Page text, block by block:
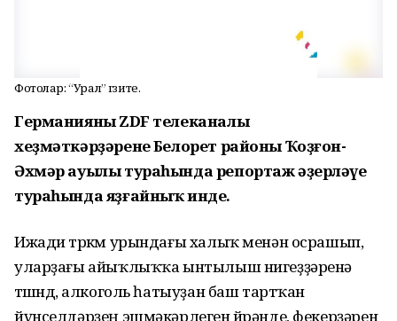
Фотолар: “Урал” гәзите.
Германияның ZDF телеканалы
хеҙмәткәрҙәренең Белорет районы Ҡоҙғон-
Әхмәр ауылы тураһында репортаж әҙерләүе
тураһында яҙғайныҡ инде.
Ижади төркөм урындағы халыҡ менән осрашып,
уларҙағы айыҡлыҡҡа ынтылыш нигеҙҙәренә
төшөндө, алкоголь һатыуҙан баш тартҡан
йүнселдәрҙең эшмәкәрлеген өйрәнде, фекерҙәрен